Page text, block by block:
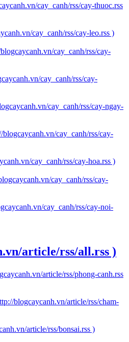
cay_canh/rss/cay-thuoc.rss
cay_canh/rss/cay-leo.rss )
cay_canh/rss/cay-
cay_canh/rss/cay-
cay_canh/rss/cay-ngay-
blogcaycanh.vn/cay_canh/rss/cay-
cay_canh/rss/cay-hoa.rss )
cay_canh/rss/cay-
cay_canh/rss/cay-noi-
article/rss/all.rss )
article/rss/phong-canh.rss
blogcaycanh.vn/article/rss/cham-
article/rss/bonsai.rss )